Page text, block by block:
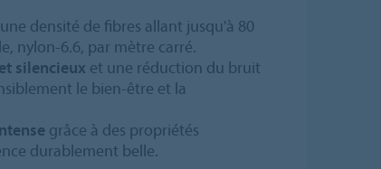
densité de fibres allant jusqu'à 80
nylon-6.6, par mètre carré.
silencieux et une réduction du bruit
le bien-être et la
grâce à des propriétés
durablement belle.